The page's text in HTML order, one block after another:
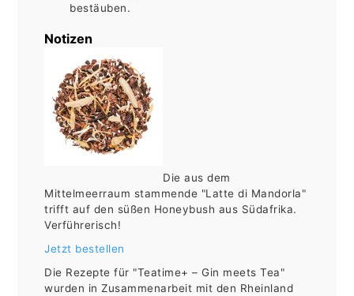
bestäuben.
Notizen
Die aus dem
Mittelmeerraum stammende "Latte di Mandorla"
trifft auf den süßen Honeybush aus Südafrika.
Verführerisch!
Jetzt bestellen
Die Rezepte für "Teatime+ – Gin meets Tea"
wurden in Zusammenarbeit mit den Rheinland